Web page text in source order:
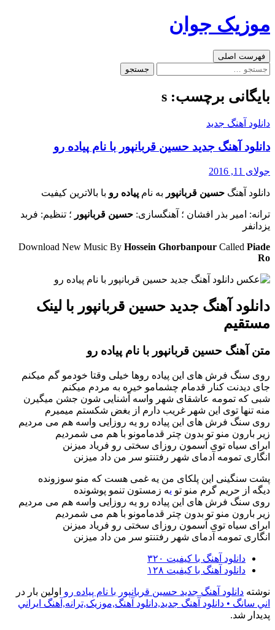
به
موزیک جوان
جست‌وجو
فهرست اصلی
جستجو
بایگانی برچسب: s
دانلود آهنگ جدید
دانلود آهنگ جدید حسین قربانپور با نام پیاده رو
جولای 11, 2016
دانلود آهنگ حسین قربانپور به نام پیاده رو با بالاترین کیفیت
ترانه: امیر بذر افشان ؛ آهنگسازی: حسین قربانپور ؛ تنظیم: فربد
یزدانفر
Download New Music By Hossein Ghorbanpour Called Piade
Ro
دانلود آهنگ جدید حسین قربانپور با لینک
مستقیم
متن آهنگ حسین قربانپور با نام پیاده رو
روی سنگ فرش های این پیاده روها خیلی وقتا خودمو گم میکنم
جای دیدنت کنار قدمام چشمامو خیره به مردم میکنم
شبی که تمومه عاشقای شهر واسه آشنایی شون جشن میگیرن
منه تنها توی این شهر غریب دارم از بغض شکستم میمیرم
روی سنگ فرش های این پیاده رو یه روزایی واسه هم می مردیم
زیر بارون منو تو بدون چتر قدمامونو با هم می شمردیم
ابرای سیاه توی آسمون روزای سختی رو فریاد میزنن
انگاری تمومه آدمای شهر رفتنتو سر من داد میزنن
پشت سنگینی این پلکای من یه غمی هست که منو سوزونده
دیگه از حریم گرم منو تو یه زمستون تنمو پوشونده
روی سنگ فرش های این پیاده رو یه روزایی واسه هم می مردیم
زیر بارون منو تو بدون چتر قدمامونو با هم می شمردیم
ابرای سیاه توی آسمون روزای سختی رو فریاد میزنن
انگاری تمومه آدمای شهر رفتنتو سر من داد میزنن
دانلود آهنگ با کیفیت ۳۲۰
دانلود آهنگ با کیفیت ۱۲۸
نوشته دانلود آهنگ جدید حسین قربانپور با نام پیاده رو اولین بار در
اني سانگ • دانلود آهنگ جديد,دانلود آهنگ,موزيک,ترانه,آهنگ ايراني
پدیدار شد.